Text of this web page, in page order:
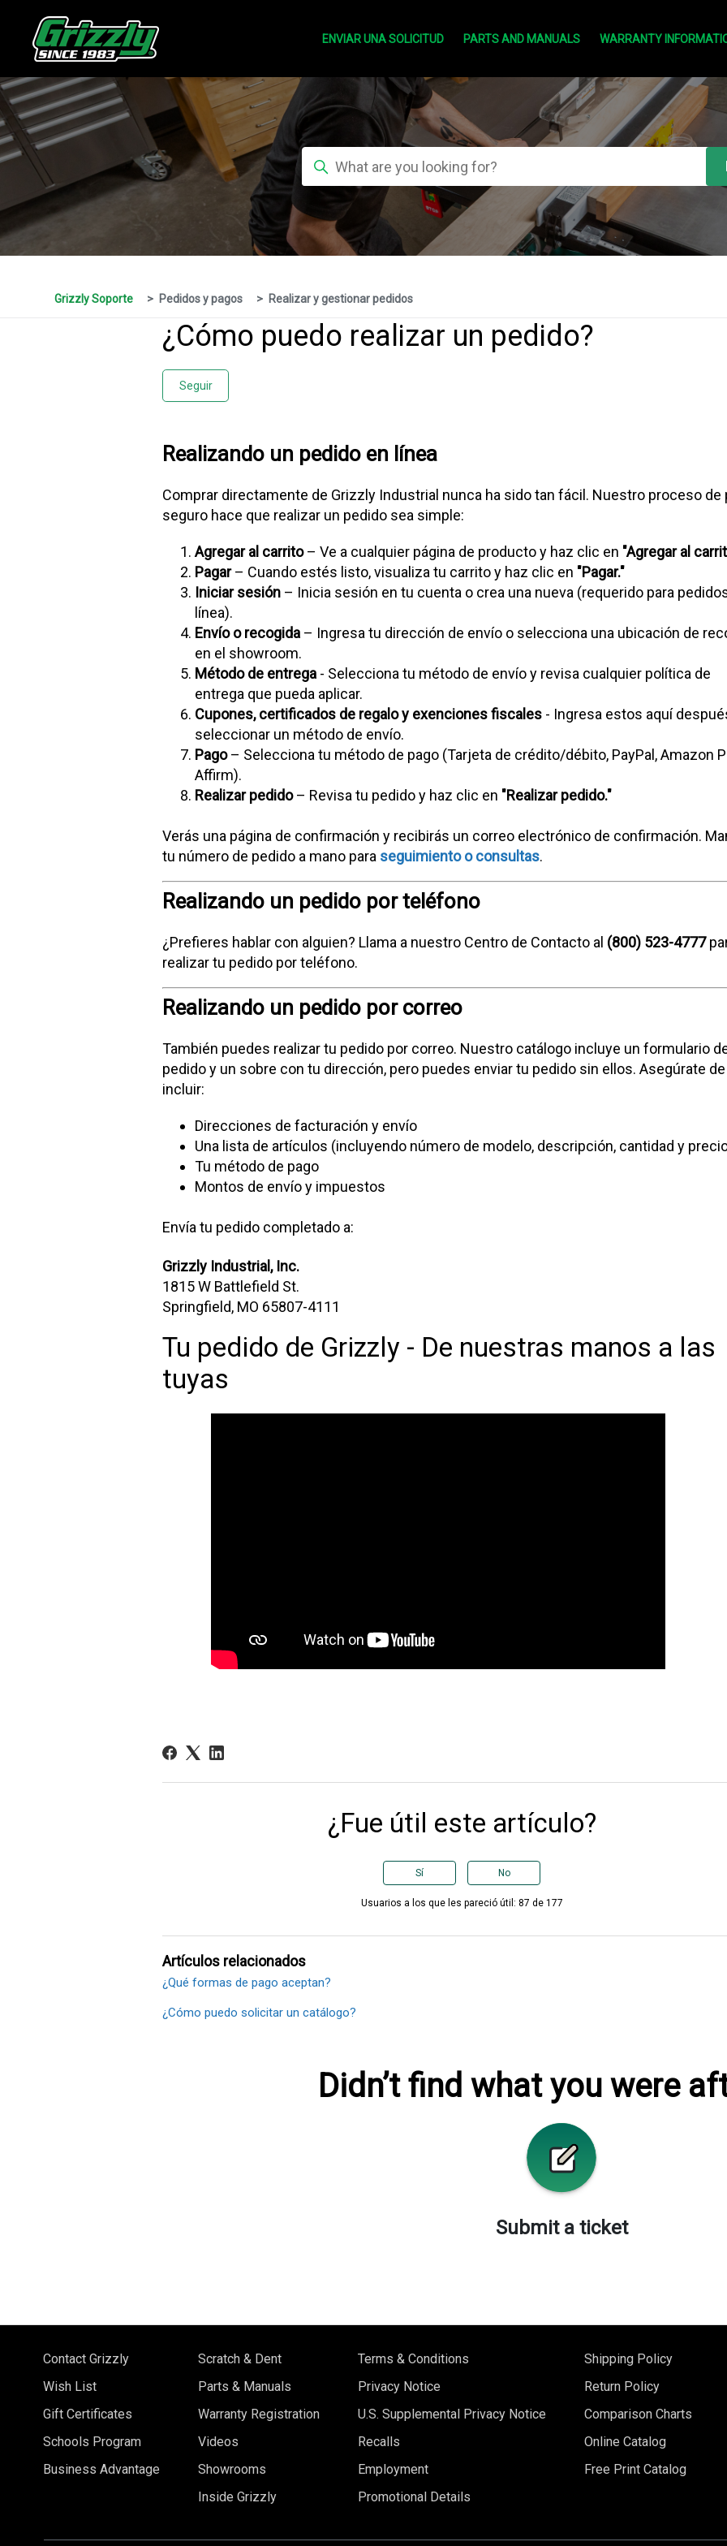
ENVIAR UNA SOLICITUD PARTS AND MANUALS WARRANTY
Grizzly Soporte Pedidos y pagos Realizar y gestionar pedidos
¿Cómo puedo realizar un pedido?
Seguir
Realizando un pedido en línea
Comprar directamente de Grizzly Industrial nunca ha sido tan fácil. Nuestro proceso de
seguro hace que realizar un pedido sea simple:
Agregar al carrito– Ve a cualquier página de producto y haz clic en "Agregar al
Pagar– Cuando estés listo, visualiza tu carrito y haz clic en "Pagar."
Iniciar sesión – Inicia sesión en tu cuenta o crea una nueva (requerido para
línea).
Envío o recogida – Ingresa tu dirección de envío o selecciona una ubicación de
en el showroom.
Método de entrega - Selecciona tu método de envío y revisa cualquier política de
entrega que pueda aplicar.
Cupones, certificados de regalo y exenciones fiscales - Ingresa estos aquí
seleccionar un método de envío.
Pago– Selecciona tu método de pago (Tarjeta de crédito/débito, PayPal, Amazon
Affirm).
Realizar pedido– Revisa tu pedido y haz clic en "Realizar pedido."
Verás una página de confirmación y recibirás un correo electrónico de confirmación.
tu número de pedido a mano para seguimiento o consultas.
Realizando un pedido por teléfono
¿Prefieres hablar con alguien? Llama a nuestro Centro de Contacto al (800) 523-4777
realizar tu pedido por teléfono.
Realizando un pedido por correo
También puedes realizar tu pedido por correo. Nuestro catálogo incluye un formulario
pedido y un sobre con tu dirección, pero puedes enviar tu pedido sin ellos. Asegúrate de
incluir:
Direcciones de facturación y envío
Una lista de artículos (incluyendo número de modelo, descripción, cantidad y
Tu método de pago
Montos de envío y impuestos
Envía tu pedido completado a:
Grizzly Industrial, Inc.
1815 W Battlefield St.
Springfield, MO 65807-4111
Tu pedido de Grizzly - De nuestras manos a las
tuyas
¿Fue útil este artículo?
Sí No
Usuarios a los que les pareció útil: 87 de 177
Artículos relacionados
¿Qué formas de pago aceptan?
¿Cómo puedo solicitar un catálogo?
Didn’t find what you were
Submit a ticket
Contact Grizzly
Wish List
Gift Certificates
Schools Program
Business Advantage
Scratch & Dent
Parts & Manuals
Warranty Registration
Videos
Showrooms
Inside Grizzly
Terms & Conditions
Privacy Notice
U.S. Supplemental Privacy Notice
Recalls
Employment
Promotional Details
Shipping Policy
Return Policy
Comparison Charts
Online Catalog
Free Print Catalog